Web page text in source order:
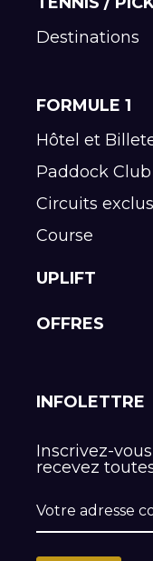
Destinations
FORMULE 1
Hôtel et
Paddock Club
Circuits
Course
UPLIFT
OFFRES
INFOLETTRE
Inscrivez-
recevez